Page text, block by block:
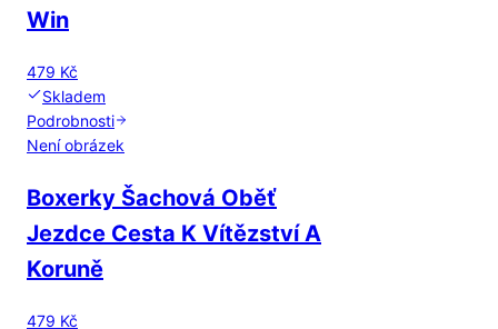
Win
479 Kč
Skladem
Podrobnosti
Není obrázek
Boxerky Šachová Oběť
Jezdce Cesta K Vítězství A
Koruně
479 Kč